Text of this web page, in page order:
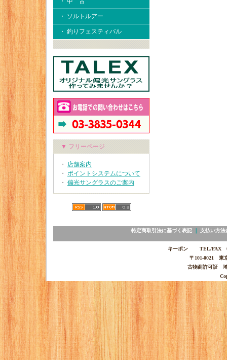
・ ソルトルアー
・ 釣りフェスティバル
▼ フリーページ
・ 店舗案内
・ ポイントシステムについて
・ 偏光サングラスのご案内
特定商取引法に基づく表記｜ 支払い方法
キーポン TEL/FAX
〒101-0021 東
古物商許可証